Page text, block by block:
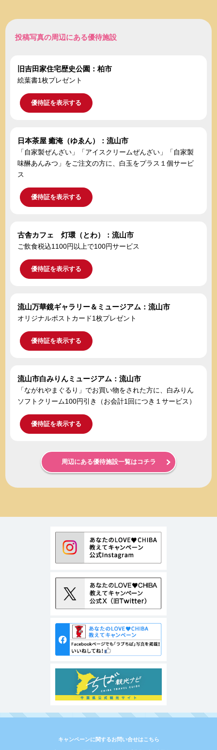
投稿写真の周辺にある優待施設
旧吉田家住宅歴史公園：柏市
絵葉書1枚プレゼント
優待証を表示する
日本茶屋 癒淹（ゆゑん）：流山市
「自家製ぜんざい」「アイスクリームぜんざい」「自家製
味醂あんみつ」をご注文の方に、白玉をプラス１個サービ
ス
優待証を表示する
古舎カフェ 灯環（とわ）：流山市
ご飲食税込1100円以上で100円サービス
優待証を表示する
流山万華鏡ギャラリー＆ミュージアム：流山市
オリジナルポストカード1枚プレゼント
優待証を表示する
流山市白みりんミュージアム：流山市
「ながれやまぐるり」でお買い物をされた方に、白みりん
ソフトクリーム100円引き（お会計1回につき１サービス）
優待証を表示する
周辺にある優待施設一覧はコチラ
キャンペーンに関するお問い合せはこちら